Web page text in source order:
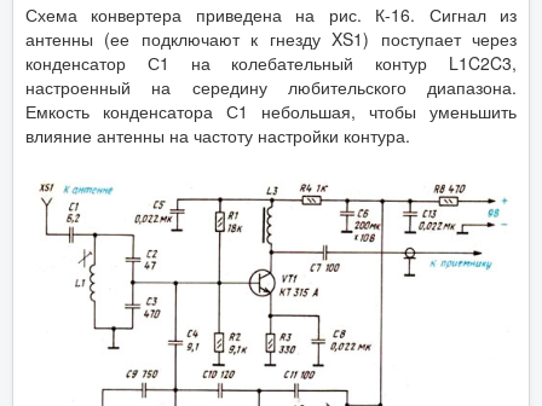
Схема конвертера приведена на рис. К-16. Сигнал из
антенны (ее подключают к гнезду XS1) поступает через
конденсатор С1 на колебательный контур L1C2C3,
настроенный на середину любительского диапазона.
Емкость конденсатора С1 небольшая, чтобы уменьшить
влияние антенны на частоту настройки контура.